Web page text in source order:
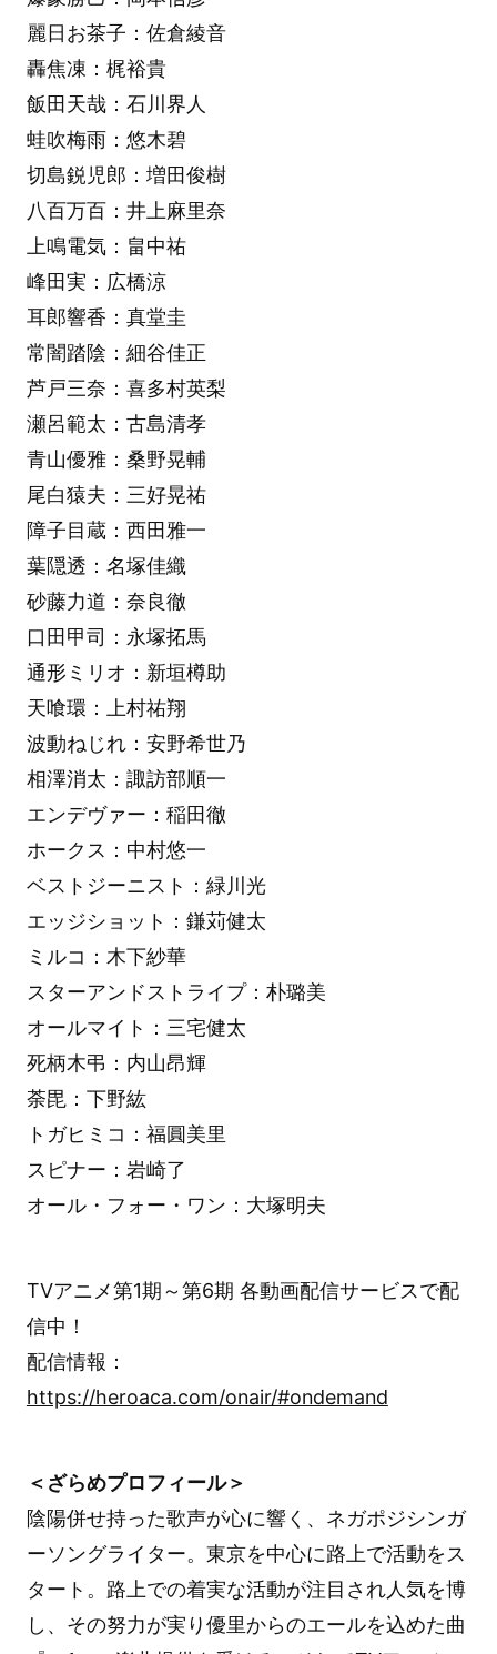
麗日お茶子：佐倉綾音
轟焦凍：梶裕貴
飯田天哉：石川界人
蛙吹梅雨：悠木碧
切島鋭児郎：増田俊樹
八百万百：井上麻里奈
上鳴電気：畠中祐
峰田実：広橋涼
耳郎響香：真堂圭
常闇踏陰：細谷佳正
芦戸三奈：喜多村英梨
瀬呂範太：古島清孝
青山優雅：桑野晃輔
尾白猿夫：三好晃祐
障子目蔵：西田雅一
葉隠透：名塚佳織
砂藤力道：奈良徹
口田甲司：永塚拓馬
通形ミリオ：新垣樽助
天喰環：上村祐翔
波動ねじれ：安野希世乃
相澤消太：諏訪部順一
エンデヴァー：稲田徹
ホークス：中村悠一
ベストジーニスト：緑川光
エッジショット：鎌苅健太
ミルコ：木下紗華
スターアンドストライプ：朴璐美
オールマイト：三宅健太
死柄木弔：内山昂輝
荼毘：下野紘
トガヒミコ：福圓美里
スピナー：岩崎了
オール・フォー・ワン：大塚明夫
TVアニメ第1期～第6期 各動画配信サービスで配
信中！
配信情報：
https://heroaca.com/onair/#ondemand
＜ざらめプロフィール＞
陰陽併せ持った歌声が心に響く、ネガポジシンガ
ーソングライター。東京を中心に路上で活動をス
タート。路上での着実な活動が注目され人気を博
し、その努力が実り優里からのエールを込めた曲